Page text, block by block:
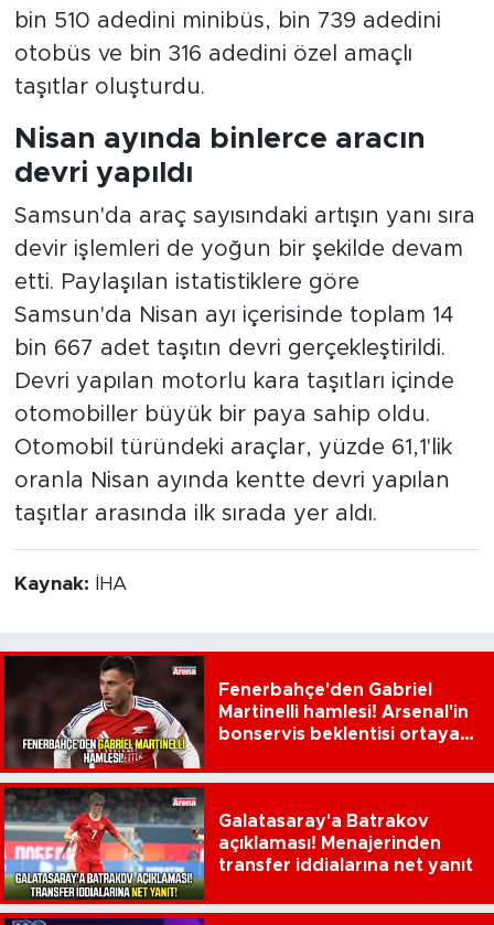
bin 510 adedini minibüs, bin 739 adedini
otobüs ve bin 316 adedini özel amaçlı
taşıtlar oluşturdu.
Nisan ayında binlerce aracın
devri yapıldı
Samsun'da araç sayısındaki artışın yanı sıra
devir işlemleri de yoğun bir şekilde devam
etti. Paylaşılan istatistiklere göre
Samsun'da Nisan ayı içerisinde toplam 14
bin 667 adet taşıtın devri gerçekleştirildi.
Devri yapılan motorlu kara taşıtları içinde
otomobiller büyük bir paya sahip oldu.
Otomobil türündeki araçlar, yüzde 61,1'lik
oranla Nisan ayında kentte devri yapılan
taşıtlar arasında ilk sırada yer aldı.
Kaynak: İHA
Fenerbahçe'den Gabriel
Martinelli hamlesi! Arsenal'in
bonservis beklentisi ortaya
Galatasaray'a Batrakov
açıklaması! Menajerinden
transfer iddialarına net yanıt